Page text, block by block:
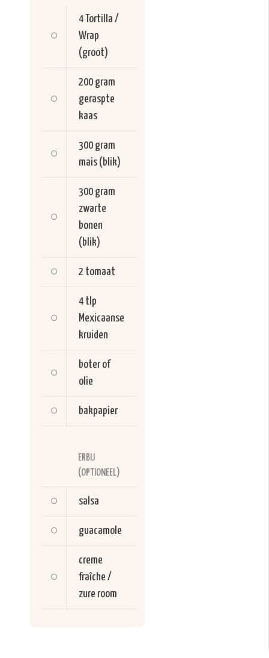
4 Tortilla /
Wrap
(groot)
200 gram
geraspte
kaas
300 gram
mais (blik)
300 gram
zwarte
bonen
(blik)
2 tomaat
4 tlp
Mexicaanse
kruiden
boter of
olie
bakpapier
ERBIJ
(OPTIONEEL)
salsa
guacamole
creme
fraîche /
zure room